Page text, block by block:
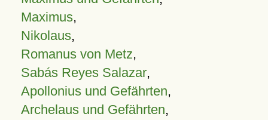
Maximus,
Nikolaus,
Romanus von Metz,
Sabás Reyes Salazar,
Apollonius und Gefährten,
Archelaus und Gefährten,